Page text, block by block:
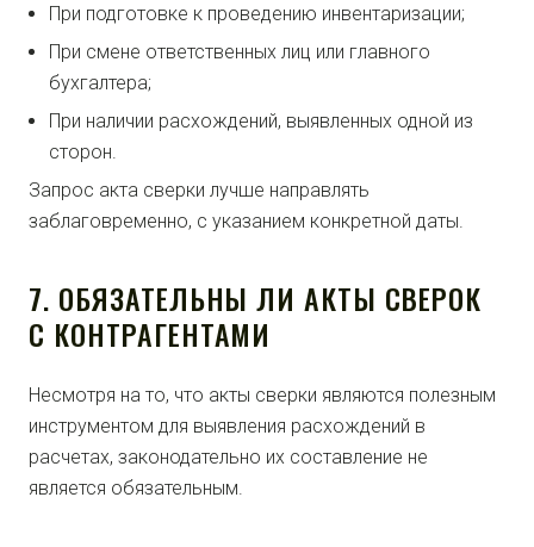
При подготовке к проведению инвентаризации;
При смене ответственных лиц или главного
бухгалтера;
При наличии расхождений, выявленных одной из
сторон.
Запрос акта сверки лучше направлять
заблаговременно, с указанием конкретной даты.
7. ОБЯЗАТЕЛЬНЫ ЛИ АКТЫ СВЕРОК
С КОНТРАГЕНТАМИ
Несмотря на то, что акты сверки являются полезным
инструментом для выявления расхождений в
расчетах, законодательно их составление не
является обязательным.